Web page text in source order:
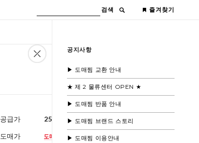
검색 즐겨찾기
공지사항
▶ 도매찜 교환 안내
★ 제 2 물류센터 OPEN ★
▶ 도매찜 반품 안내
▶ 도매찜 브랜드 스토리
▶ 도매찜 이용안내
공급가 25,600원(부가세별도)
도매가